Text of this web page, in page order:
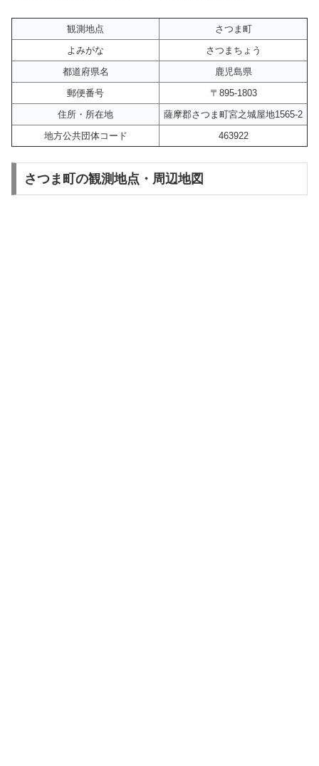
観測地点
さつま町
よみがな
さつまちょう
都道府県名
鹿児島県
郵便番号
〒895-1803
住所・所在地
薩摩郡さつま町宮之城屋地1565-2
地方公共団体コード
463922
さつま町の観測地点・周辺地図